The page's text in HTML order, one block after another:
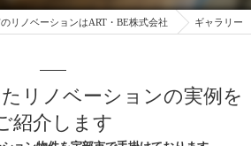
リノベーションはART・BE株式会社 ギャラリー
リノベーションの実例を
紹介します